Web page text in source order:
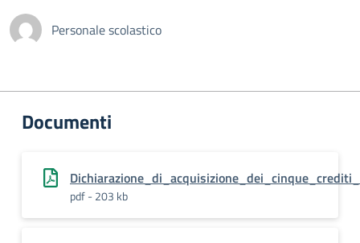
Personale scolastico
Documenti
pdf - 203 kb